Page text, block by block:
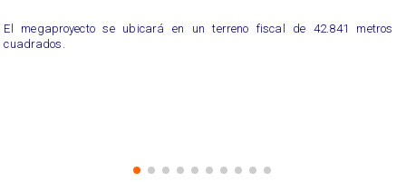
El megaproyecto se ubicará en un terreno fiscal de 42.841 metros
cuadrados.